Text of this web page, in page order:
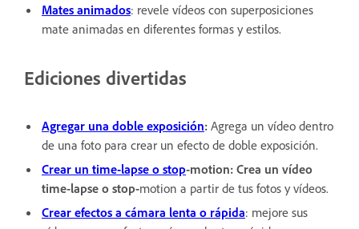
Mates animados: revele vídeos con superposiciones
mate animadas en diferentes formas y estilos.
Ediciones divertidas
Agregar una doble exposición: Agrega un vídeo dentro
de una foto para crear un efecto de doble exposición.
Crear un time-lapse o stop-motion: Crea un vídeo
time-lapse o stop-motion a partir de tus fotos y vídeos.
Crear efectos a cámara lenta o rápida: mejore sus